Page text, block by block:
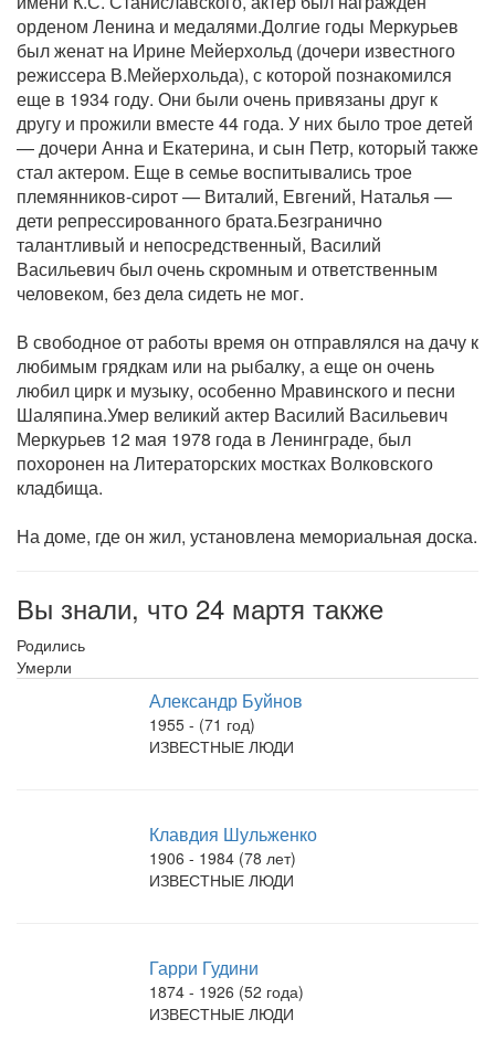
орденом Ленина и медалями.Долгие годы Меркурьев
был женат на Ирине Мейерхольд (дочери известного
режиссера В.Мейерхольда), с которой познакомился
еще в 1934 году. Они были очень привязаны друг к
другу и прожили вместе 44 года. У них было трое детей
— дочери Анна и Екатерина, и сын Петр, который также
стал актером. Еще в семье воспитывались трое
племянников-сирот — Виталий, Евгений, Наталья —
дети репрессированного брата.Безгранично
талантливый и непосредственный, Василий
Васильевич был очень скромным и ответственным
человеком, без дела сидеть не мог.
В свободное от работы время он отправлялся на дачу к
любимым грядкам или на рыбалку, а еще он очень
любил цирк и музыку, особенно Мравинского и песни
Шаляпина.Умер великий актер Василий Васильевич
Меркурьев 12 мая 1978 года в Ленинграде, был
похоронен на Литераторских мостках Волковского
кладбища.
На доме, где он жил, установлена мемориальная доска.
Вы знали, что 24 мартя также
Родились
Умерли
Александр Буйнов
1955 - (71 год)
ИЗВЕСТНЫЕ ЛЮДИ
Клавдия Шульженко
1906 - 1984 (78 лет)
ИЗВЕСТНЫЕ ЛЮДИ
Гарри Гудини
1874 - 1926 (52 года)
ИЗВЕСТНЫЕ ЛЮДИ